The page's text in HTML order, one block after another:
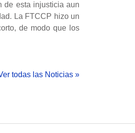
de esta injusticia aun
La FTCCP hizo un
de modo que los
todas las Noticias »